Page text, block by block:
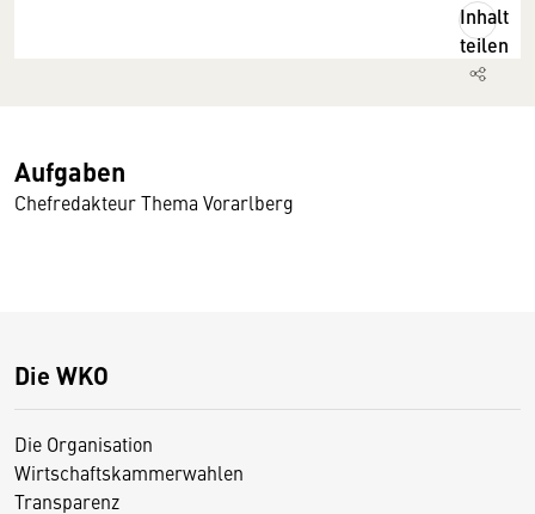
Inhalt
teilen
Aufgaben
Chefredakteur Thema Vorarlberg
Die WKO
Die Organisation
Wirtschaftskammerwahlen
Transparenz